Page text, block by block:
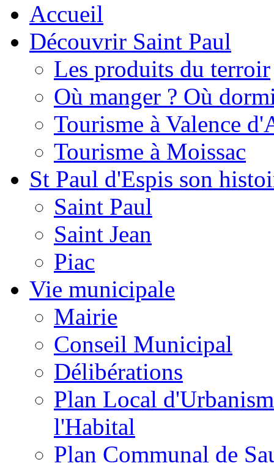
Accueil
Découvrir Saint Paul
Les produits du terroir
Où manger ? Où
Tourisme à Valence
Tourisme à Moissac
St Paul d'Espis son
Saint Paul
Saint Jean
Piac
Vie municipale
Mairie
Conseil Municipal
Délibérations
Plan Local
l'Habital
Plan Communal de